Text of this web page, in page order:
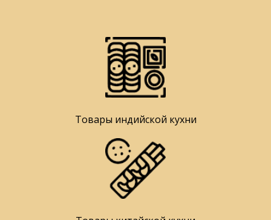
Товары индийской кухни